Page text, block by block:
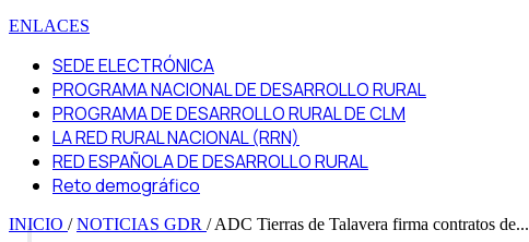
ENLACES
SEDE ELECTRÓNICA
PROGRAMA NACIONAL DE DESARROLLO RURAL
PROGRAMA DE DESARROLLO RURAL DE CLM
LA RED RURAL NACIONAL (RRN)
RED ESPAÑOLA DE DESARROLLO RURAL
Reto demográfico
INICIO /NOTICIAS GDR /ADC Tierras de Talavera firma contratos de...